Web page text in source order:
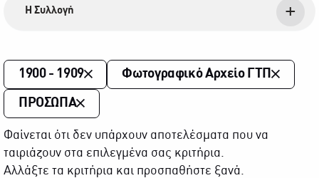
Η Συλλογή
1900 - 1909 Φωτογραφικό Αρχείο ΓΤΠ
ΠΡΟΣΩΠΑ
Φαίνεται ότι δεν υπάρχουν αποτελέσματα που να
ταιριάζουν στα επιλεγμένα σας κριτήρια.
Αλλάξτε τα κριτήρια και προσπαθήστε ξανά.